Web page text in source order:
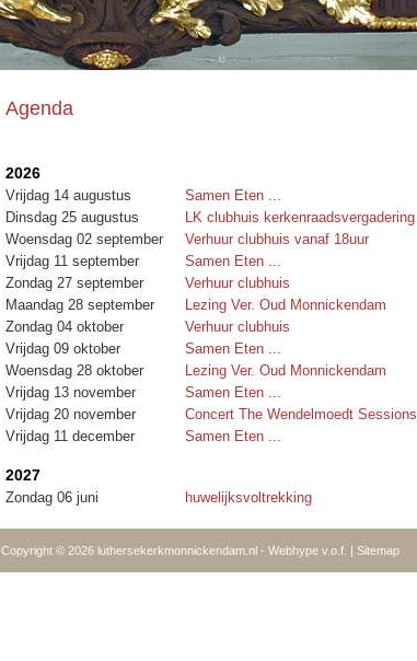
Agenda
2026
Vrijdag 14 augustus
Samen Eten ...
Dinsdag 25 augustus
LK clubhuis kerkenraadsvergadering
Woensdag 02 september
Verhuur clubhuis vanaf 18uur
Vrijdag 11 september
Samen Eten ...
Zondag 27 september
Verhuur clubhuis
Maandag 28 september
Lezing Ver. Oud Monnickendam
Zondag 04 oktober
Verhuur clubhuis
Vrijdag 09 oktober
Samen Eten ...
Woensdag 28 oktober
Lezing Ver. Oud Monnickendam
Vrijdag 13 november
Samen Eten ...
Vrijdag 20 november
Concert The Wendelmoedt Sessions
Vrijdag 11 december
Samen Eten ...
2027
Zondag 06 juni huwelijksvoltrekking
Copyright © 2026 luthersekerkmonnickendam.nl - Webhype v.o.f. | Sitemap